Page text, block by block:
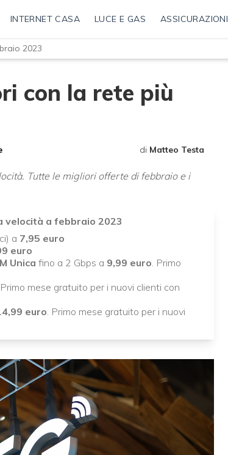
INTERNET CASA LUCE E GAS ASSICURAZIONI
2023
con la rete più
di Matteo Testa
Tutte le migliori offerte di febbraio e i
velocità a febbraio 2023
a 7,95 euro
euro
Unica fino a 2 Gbps a 9,99 euro. Primo
mese gratuito per i nuovi clienti con
euro. Primo mese gratuito per i nuovi